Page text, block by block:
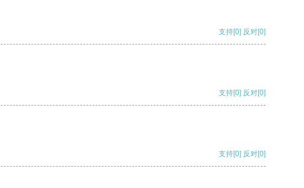
支持[0] 反对[0]
支持[0] 反对[0]
支持[0] 反对[0]